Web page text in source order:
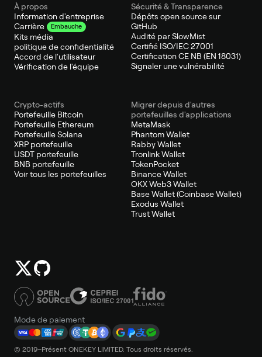
À propos
Information d'entreprise
Carrière
Embauche
Kits média
politique de confidentialité
Accord de l'utilisateur
Vérification de l'équipe
Sécurité & Transparence
Dépôts open source sur
GitHub
Audité par SlowMist
Certifié ISO/IEC 27001
Certification CE NB (EN 18031)
Signaler une vulnérabilité
Crypto-actifs
Portefeuille Bitcoin
Portefeuille Ethereum
Portefeuille Solana
XRP portefeuille
USDT portefeuille
BNB portefeuille
Voir tous les portefeuilles
Migrer depuis d'autres
portefeuilles d'applications
MetaMask
Phantom Wallet
Rabby Wallet
Tronlink Wallet
TokenPocket
Binance Wallet
OKX Web3 Wallet
Base Wallet (Coinbase Wallet)
Exodus Wallet
Trust Wallet
Mode de paiement
© 2019–Présent ONEKEY LIMITED. Tous droits réservés.